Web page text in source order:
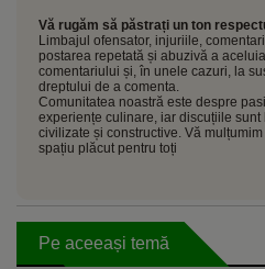
Vă rugăm să păstrați un ton
Limbajul ofensator, injuriile,
postarea repetată și abuzivă a
comentariului și, în unele cazuri, la
dreptului de a comenta.
Comunitatea noastră este despre
experiențe culinare, iar discuțiile
civilizate și constructive. Vă
spațiu plăcut pentru toți
Pe aceeași temă